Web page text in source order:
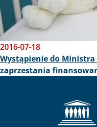
2016-07-18
Wystąpienie do
zaprzestania